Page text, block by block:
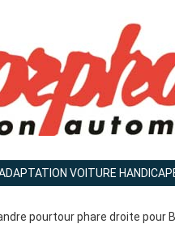
VOITURE
pourtour phare droite pour